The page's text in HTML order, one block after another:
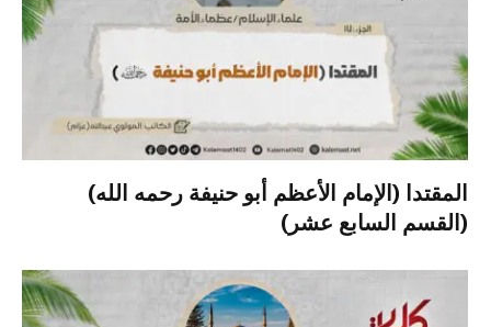
المقتدا (الإمام الأعظم أبو حنيفة رحمه الله)
(القسم السابع عشر)